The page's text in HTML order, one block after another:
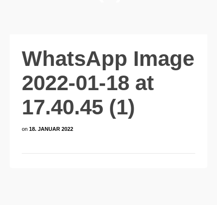
WhatsApp Image
2022-01-18 at
17.40.45 (1)
on 18. JANUAR 2022